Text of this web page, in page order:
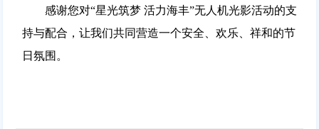
感谢您对“星光筑梦 活力海丰”无人机光影活动的支
持与配合，让我们共同营造一个安全、欢乐、祥和的节
日氛围。